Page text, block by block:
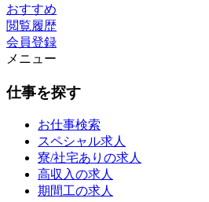
おすすめ
閲覧履歴
会員登録
メニュー
仕事を探す
お仕事検索
スペシャル求人
寮/社宅ありの求人
高収入の求人
期間工の求人